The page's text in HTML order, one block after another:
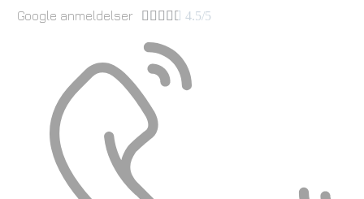
Google anmeldelser      4.5/5